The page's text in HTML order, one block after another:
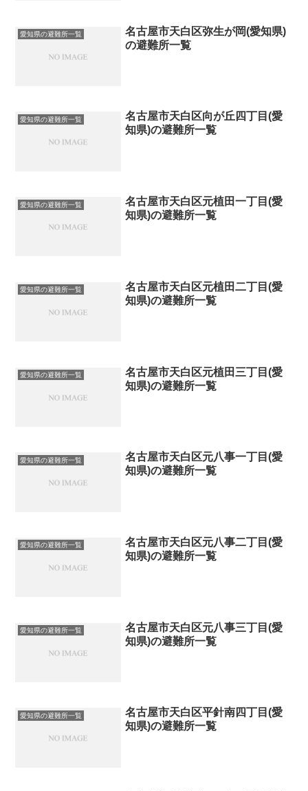
愛知県の避難所一覧
名古屋市天白区弥生が岡(愛知県)
の避難所一覧
愛知県の避難所一覧
名古屋市天白区向が丘四丁目(愛
知県)の避難所一覧
愛知県の避難所一覧
名古屋市天白区元植田一丁目(愛
知県)の避難所一覧
愛知県の避難所一覧
名古屋市天白区元植田二丁目(愛
知県)の避難所一覧
愛知県の避難所一覧
名古屋市天白区元植田三丁目(愛
知県)の避難所一覧
愛知県の避難所一覧
名古屋市天白区元八事一丁目(愛
知県)の避難所一覧
愛知県の避難所一覧
名古屋市天白区元八事二丁目(愛
知県)の避難所一覧
愛知県の避難所一覧
名古屋市天白区元八事三丁目(愛
知県)の避難所一覧
愛知県の避難所一覧
名古屋市天白区平針南四丁目(愛
知県)の避難所一覧